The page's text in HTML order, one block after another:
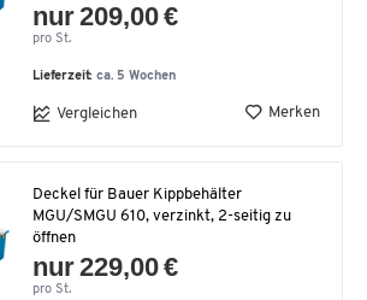
nur 209,00 €
pro St.
Lieferzeit:ca. 5 Wochen
Vergleichen Merken
Deckel für Bauer Kippbehälter
MGU/SMGU 610, verzinkt, 2-seitig zu
öffnen
nur 229,00 €
pro St.